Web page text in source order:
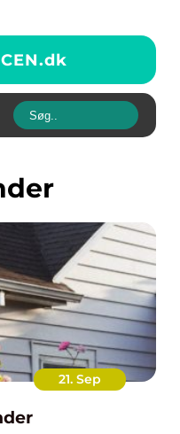
dk
21. Sep